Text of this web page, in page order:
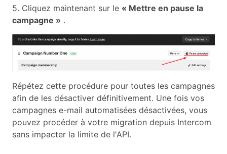
5. Cliquez maintenant sur le « Mettre en pause la
campagne » .
Répétez cette procédure pour toutes les campagnes
afin de les désactiver définitivement. Une fois vos
campagnes e-mail automatisées désactivées, vous
pouvez procéder à votre migration depuis Intercom
sans impacter la limite de l'API.